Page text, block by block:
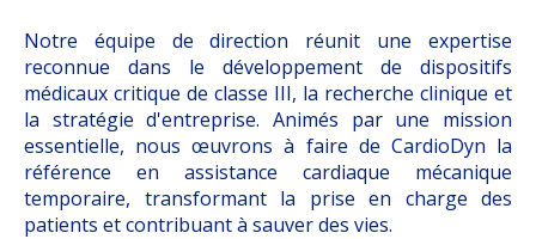
Notre équipe de direction réunit une expertise
reconnue dans le développement de dispositifs
médicaux critique de classe III, la recherche clinique et
la stratégie d'entreprise. Animés par une mission
essentielle, nous œuvrons à faire de CardioDyn la
référence en assistance cardiaque mécanique
temporaire, transformant la prise en charge des
patients et contribuant à sauver des vies.